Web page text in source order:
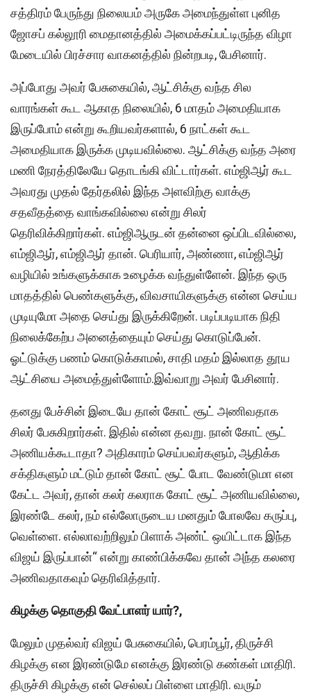
சத்திரம் பேருந்து நிலையம் அருகே அமைந்துள்ள புனித
ஜோசப் கல்லூரி மைதானத்தில் அமைக்கப்பட்டிருந்த விழா
மேடையில் பிரச்சார வாகனத்தில் நின்றபடி, பேசினார்.
அப்போது அவர் பேசுகையில், ஆட்சிக்கு வந்த சில
வாரங்கள் கூட ஆகாத நிலையில், 6 மாதம் அமைதியாக
இருப்போம் என்று கூறியவர்களால், 6 நாட்கள் கூட
அமைதியாக இருக்க முடியவில்லை. ஆட்சிக்கு வந்த அரை
மணி நேரத்திலேயே தொடங்கி விட்டார்கள். எம்ஜிஆர் கூட
அவரது முதல் தேர்தலில் இந்த அளவிற்கு வாக்கு
சதவீதத்தை வாங்கவில்லை என்று சிலர்
தெரிவிக்கிறார்கள். எம்ஜிஆருடன் தன்னை ஒப்பிடவில்லை,
எம்ஜிஆர், எம்ஜிஆர் தான். பெரியார், அண்ணா, எம்ஜிஆர்
வழியில் உங்களுக்காக உழைக்க வந்துள்ளேன். இந்த ஒரு
மாதத்தில் பெண்களுக்கு, விவசாயிகளுக்கு என்ன செய்ய
முடியுமோ அதை செய்து இருக்கிறேன். படிப்படியாக நிதி
நிலைக்கேற்ப அனைத்தையும் செய்து கொடுப்பேன்.
ஓட்டுக்கு பணம் கொடுக்காமல், சாதி மதம் இல்லாத தூய
ஆட்சியை அமைத்துள்ளோம்.இவ்வாறு அவர் பேசினார்.
தனது பேச்சின் இடையே தான் கோட் சூட் அணிவதாக
சிலர் பேசுகிறார்கள். இதில் என்ன தவறு. நான் கோட் சூட்
அணியக்கூடாதா? அதிகாரம் செய்பவர்களும், ஆதிக்க
சக்திகளும் மட்டும் தான் கோட் சூட் போட வேண்டுமா என
கேட்ட அவர், தான் கலர் கலராக கோட் சூட் அணியவில்லை,
இரண்டே கலர், நம் எல்லோருடைய மனதும் போலவே கருப்பு,
வெள்ளை. எல்லாவற்றிலும் பிளாக் அண்ட் ஒயிட்டாக இந்த
விஜய் இருப்பான்“ என்று காண்பிக்கவே தான் அந்த கலரை
அணிவதாகவும் தெரிவித்தார்.
கிழக்கு தொகுதி வேட்பாளர் யார்?,
மேலும் முதல்வர் விஜய் பேசுகையில், பெரம்பூர், திருச்சி
கிழக்கு என இரண்டுமே எனக்கு இரண்டு கண்கள் மாதிரி.
திருச்சி கிழக்கு என் செல்லப் பிள்ளை மாதிரி. வரும்